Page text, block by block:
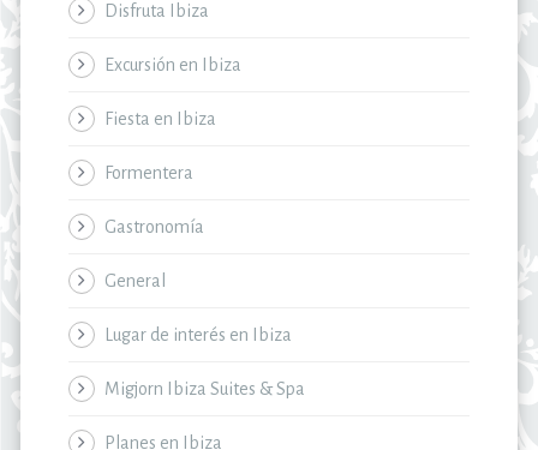
Disfruta Ibiza
Excursión en Ibiza
Fiesta en Ibiza
Formentera
Gastronomía
General
Lugar de interés en Ibiza
Migjorn Ibiza Suites & Spa
Planes en Ibiza